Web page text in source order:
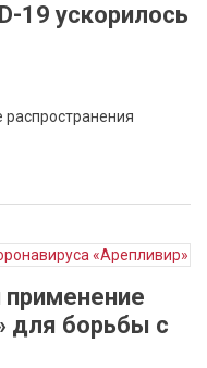
19 ускорилось
для борьбы с